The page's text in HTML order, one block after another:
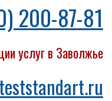
200-87-81
услуг в Заволжье